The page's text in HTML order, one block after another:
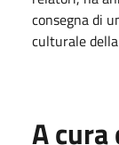
consegna di
culturale
A cura